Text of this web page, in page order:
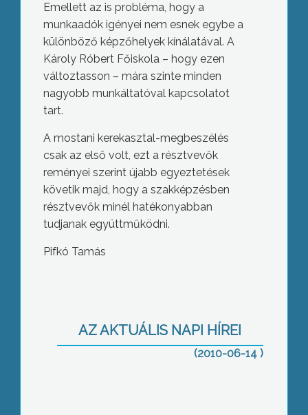
Emellett az is probléma, hogy a
munkaadók igényei nem esnek egybe a
különböző képzőhelyek kínálatával. A
Károly Róbert Főiskola – hogy ezen
változtasson – mára szinte minden
nagyobb munkáltatóval kapcsolatot
tart.
A mostani kerekasztal-megbeszélés
csak az első volt, ezt a résztvevők
reményei szerint újabb egyeztetések
követik majd, hogy a szakképzésben
résztvevők minél hatékonyabban
tudjanak együttműködni.
Pifkó Tamás
AZ AKTUÁLIS NAPI HÍREI
(2010-06-14 )